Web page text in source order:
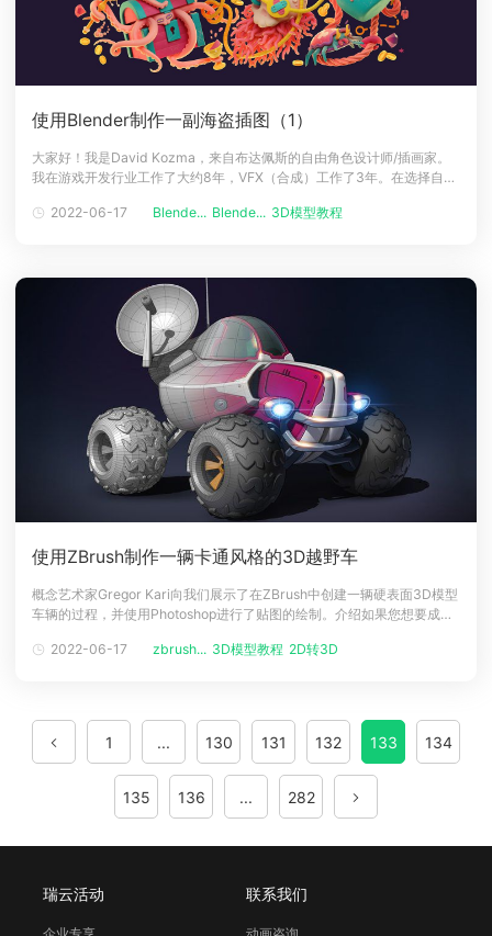
使用Blender制作一副海盗插图（1）
大家好！我是David Kozma，来自布达佩斯的自由角色设计师/插画家。
我在游戏开发行业工作了大约8年，VFX（合成）工作了3年。在选择自由
City Mania以及以艺术指导参与了Disney Getaway Blast等游戏。除此之
2022-06-17 Blende... Blende... 3D模型教程
使用ZBrush制作一辆卡通风格的3D越野车
概念艺术家Gregor Kari向我们展示了在ZBrush中创建一辆硬表面3D模型
车辆的过程，并使用Photoshop进行了贴图的绘制。介绍如果您想要成为
着职业生涯的进步，我们会发现从头开始制作所有内容并不总是最好的选
2022-06-17 zbrush... 3D模型教程 2D转3D
1 ... 130 131 132 133 134
135 136 ... 282
瑞云活动 联系我们